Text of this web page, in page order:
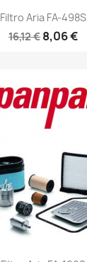
Filtro Aria FA-498S
16,12 € 8,06 €